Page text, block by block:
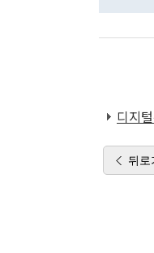
디지
뒤로